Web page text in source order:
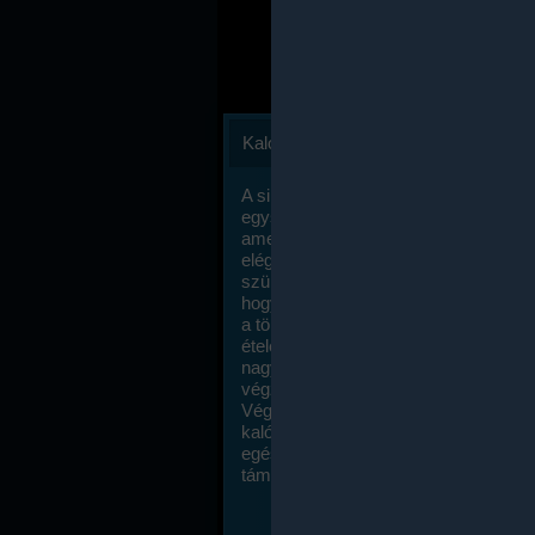
Kalóriaszámlálás
A sikeres fogyás titka valójában igen
egyszerű: égess több energiát, mint
amennyit beviszel. Természetesen
elég nagy fegyelemre és akaraterőre
szükség, de meglepődve fogod
hogy a kalóriaszámolás mennyire
a többi diétához képest. Itt nincsenek
ételek és a megengedett kalóriabevitelt
nagymértékben növelheted ha
végzel.
Végül, de nem utolsó sorban, a
kalóriaszámolás módszerét a legtöbb
egészségügyi szakorvos ajánlja és
támogatja.